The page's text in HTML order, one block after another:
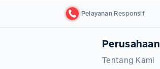
Pelayanan Responsif
Perusahaan
Tentang Kami